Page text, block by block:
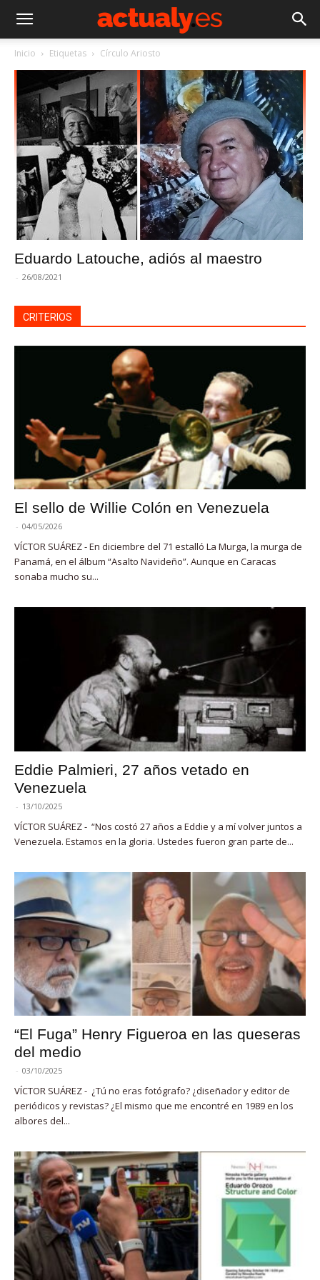
Inicio Etiquetas Círculo Ariosto
Eduardo Latouche, adiós al maestro
- 26/08/2021
CRITERIOS
El sello de Willie Colón en Venezuela
- 04/05/2026
VÍCTOR SUÁREZ - En diciembre del 71 estalló La Murga, la murga de
Panamá, en el álbum “Asalto Navideño”. Aunque en Caracas
sonaba mucho su...
Eddie Palmieri, 27 años vetado en
Venezuela
- 13/10/2025
VÍCTOR SUÁREZ - “Nos costó 27 años a Eddie y a mí volver juntos a
Venezuela. Estamos en la gloria. Ustedes fueron gran parte de...
“El Fuga” Henry Figueroa en las queseras
del medio
- 03/10/2025
VÍCTOR SUÁREZ - ¿Tú no eras fotógrafo? ¿diseñador y editor de
periódicos y revistas? ¿El mismo que me encontré en 1989 en los
albores del...